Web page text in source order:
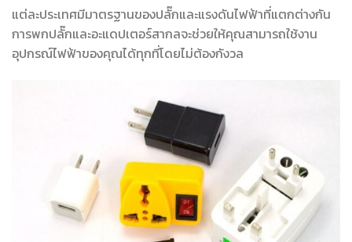
แต่ละประเทศมีมาตรฐานของปลั๊กและแรงดันไฟฟ้าที่แตกต่างกัน
การพกปลั๊กและอะแดปเตอร์สากลจะช่วยให้คุณสามารถใช้งาน
อุปกรณ์ไฟฟ้าของคุณได้ทุกที่โดยไม่ต้องกังวล